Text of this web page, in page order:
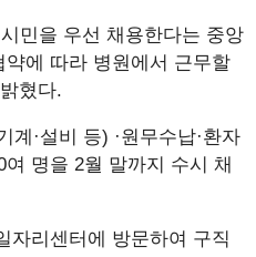
민을 우선 채용한다는 중앙
에 따라 병원에서 근무할
혔다.
계·설비 등) ·원무수납·환자
명을 2월 말까지 수시 채
자리센터에 방문하여 구직